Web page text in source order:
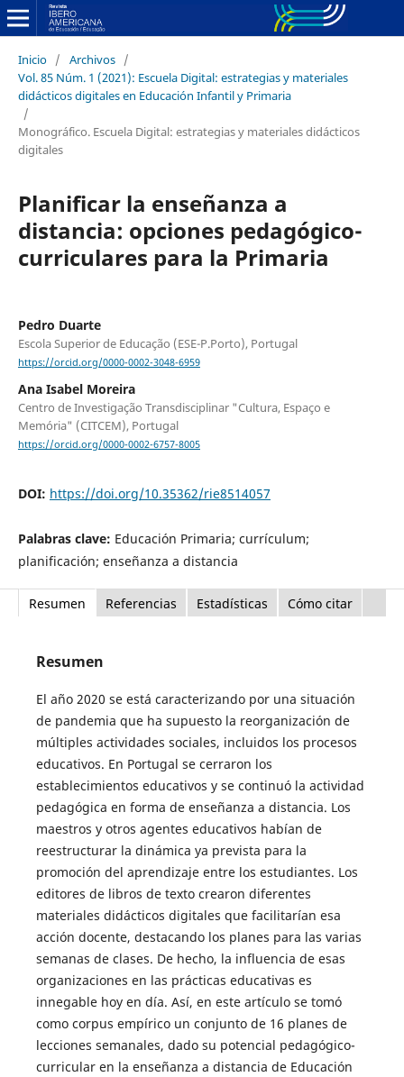
Inicio / Archivos /
Vol. 85 Núm. 1 (2021): Escuela Digital: estrategias y materiales
didácticos digitales en Educación Infantil y Primaria
/
Monográfico. Escuela Digital: estrategias y materiales didácticos
digitales
Planificar la enseñanza a
distancia: opciones pedagógico-
curriculares para la Primaria
Pedro Duarte
Escola Superior de Educação (ESE-P.Porto), Portugal
https://orcid.org/0000-0002-3048-6959
Ana Isabel Moreira
Centro de Investigação Transdisciplinar "Cultura, Espaço e
Memória" (CITCEM), Portugal
https://orcid.org/0000-0002-6757-8005
DOI: https://doi.org/10.35362/rie8514057
Palabras clave: Educación Primaria; currículum;
planificación; enseñanza a distancia
Resumen Referencias Estadísticas Cómo citar
Resumen
El año 2020 se está caracterizando por una situación
de pandemia que ha supuesto la reorganización de
múltiples actividades sociales, incluidos los procesos
educativos. En Portugal se cerraron los
establecimientos educativos y se continuó la actividad
pedagógica en forma de enseñanza a distancia. Los
maestros y otros agentes educativos habían de
reestructurar la dinámica ya prevista para la
promoción del aprendizaje entre los estudiantes. Los
editores de libros de texto crearon diferentes
materiales didácticos digitales que facilitarían esa
acción docente, destacando los planes para las varias
semanas de clases. De hecho, la influencia de esas
organizaciones en las prácticas educativas es
innegable hoy en día. Así, en este artículo se tomó
como corpus empírico un conjunto de 16 planes de
lecciones semanales, dado su potencial pedagógico-
curricular en la enseñanza a distancia de Educación